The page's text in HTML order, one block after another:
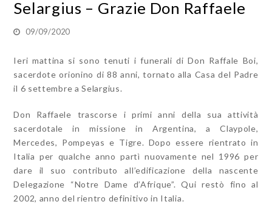
Selargius – Grazie Don Raffaele
09/09/2020
Ieri mattina si sono tenuti i funerali di Don Raffale Boi,
sacerdote orionino di 88 anni, tornato alla Casa del Padre
il 6 settembre a Selargius.
Don Raffaele trascorse i primi anni della sua attività
sacerdotale in missione in Argentina, a Claypole,
Mercedes, Pompeyas e Tigre. Dopo essere rientrato in
Italia per qualche anno partì nuovamente nel 1996 per
dare il suo contributo all’edificazione della nascente
Delegazione “Notre Dame d’Afrique”. Qui restò fino al
2002, anno del rientro definitivo in Italia.